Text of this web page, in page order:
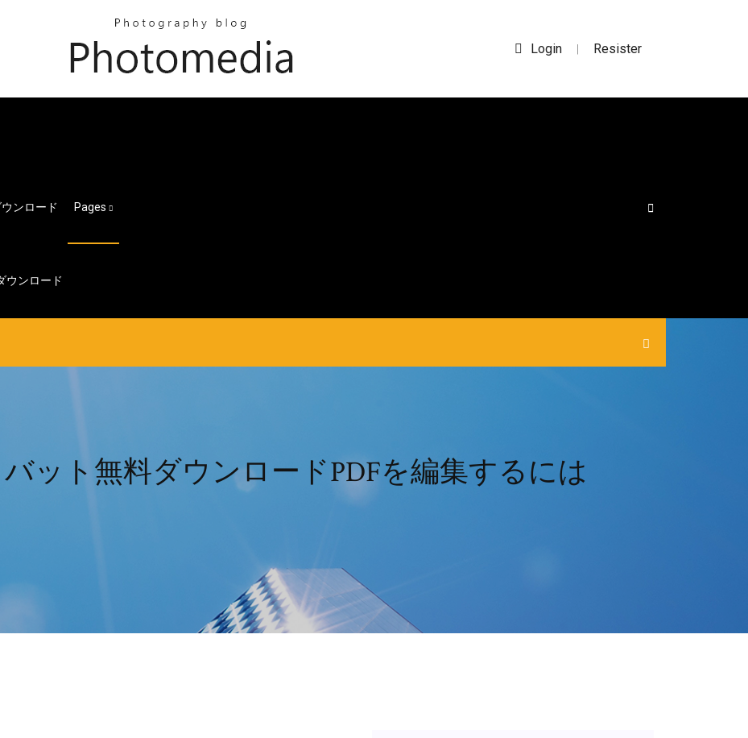
Login | Resister
ンロード Pages
ウンロード
ット無料ダウンロードPDFを編集するには